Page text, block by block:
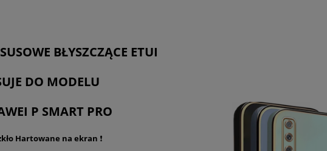
BŁYSZCZĄCE ETUI
DO MODELU
P SMART PRO
Hartowane na ekran ❗